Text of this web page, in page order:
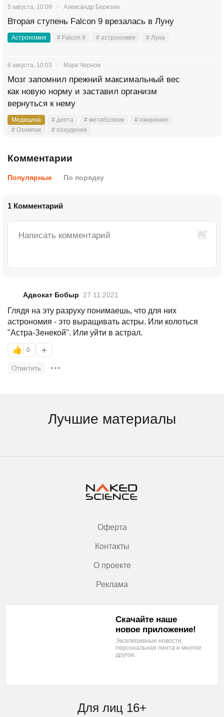
5 августа, 10:09 Александр Березин
Вторая ступень Falcon 9 врезалась в Луну
Астрономия # Falcon 9 # астрономия # Луна
6 августа, 10:03 Марк Чернов
Мозг запомнил прежний максимальный вес
как новую норму и заставил организм
вернуться к нему
Медицина # диета # метаболизм
# ожирение
# Оземпик
# похудение
Комментарии
Популярные По порядку
1 Комментарий
Адвокат Бобыр 27.11.2021
Глядя на эту разруху понимаешь, что для них
астрономия - это выращивать астры. Или колоться
"Астра-Зенекой". Или уйти в астрал.
👍 0 +
Ответить
Лучшие материалы
Оферта
Контакты
О проекте
Реклама
Для лиц 16+
Скачайте наше
новое приложение!
Эксклюзивные новости,
персональная лента и многое
другое.